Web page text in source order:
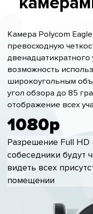
Камера Polycom
превосходную
двенадцатикратного
возможность
широкоугольным
угол обзора до 85
отображение всех
1080p
Разрешение Full
cобеседники будут
видеть всех
помещении